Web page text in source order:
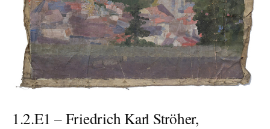
1.2.E1 – Friedrich Karl Ströher,